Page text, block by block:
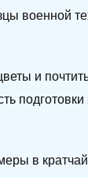
военной
и
в